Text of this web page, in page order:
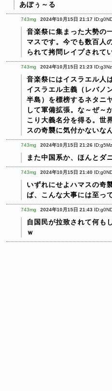
あぽぅ～る
743mg 2024年10月15日 21:17
音楽祭に集まった大勢の
マスです。今でも数百人
られて拷問レイプされて
743mg 2024年10月15日 21:23
音楽祭にはイスラエル人
イスラエル主義（レバノ
半島）を標榜するネタニ
して軍備拡張。な～ぜ～
こり大義名分を得る。世
スの奇襲に気付かないな
743mg 2024年10月15日 21:26
また中国系か、ほんとダ
743mg 2024年10月15日 21:40
いずれにせよハマスの奇
ば、こんな大事には至っ
743mg 2024年10月15日 21:43
自国民が拉致されて何も
ｗ